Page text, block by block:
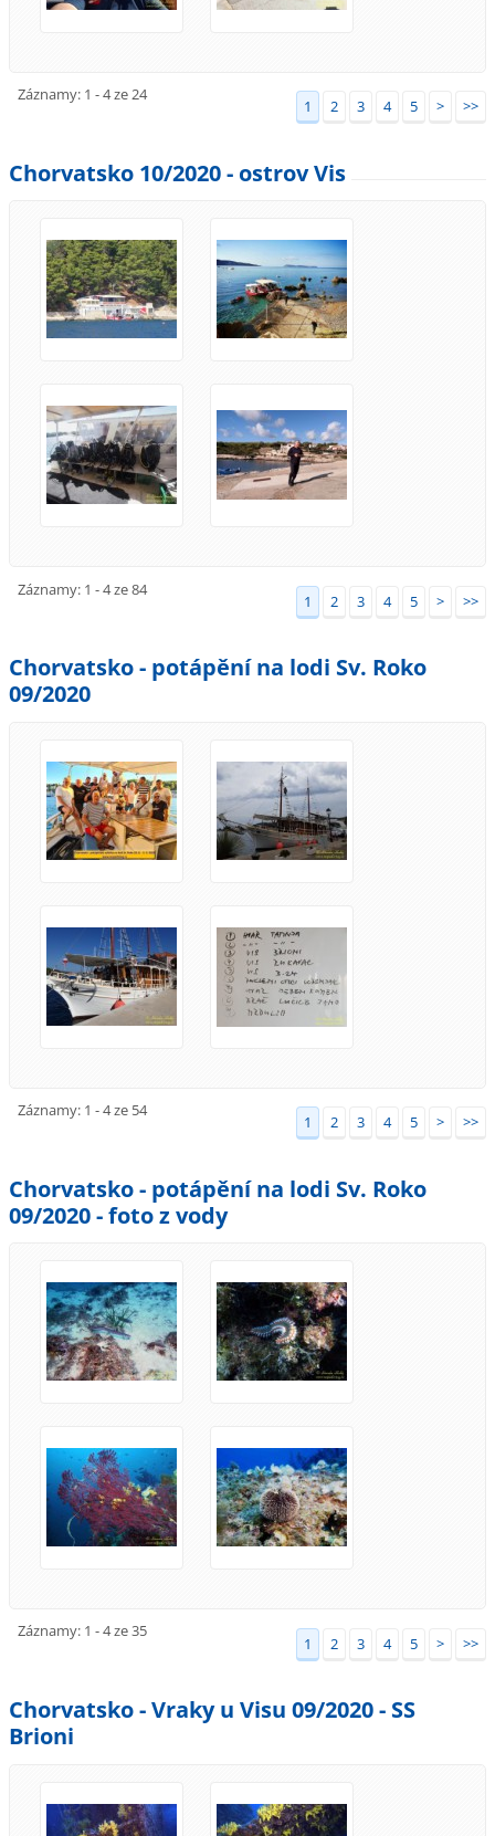
Záznamy: 1 - 4 ze 24
1 2 3 4 5 > >>
Chorvatsko 10/2020 - ostrov Vis
Záznamy: 1 - 4 ze 84
1 2 3 4 5 > >>
Chorvatsko - potápění na lodi Sv. Roko
09/2020
Záznamy: 1 - 4 ze 54
1 2 3 4 5 > >>
Chorvatsko - potápění na lodi Sv. Roko
09/2020 - foto z vody
Záznamy: 1 - 4 ze 35
1 2 3 4 5 > >>
Chorvatsko - Vraky u Visu 09/2020 - SS
Brioni